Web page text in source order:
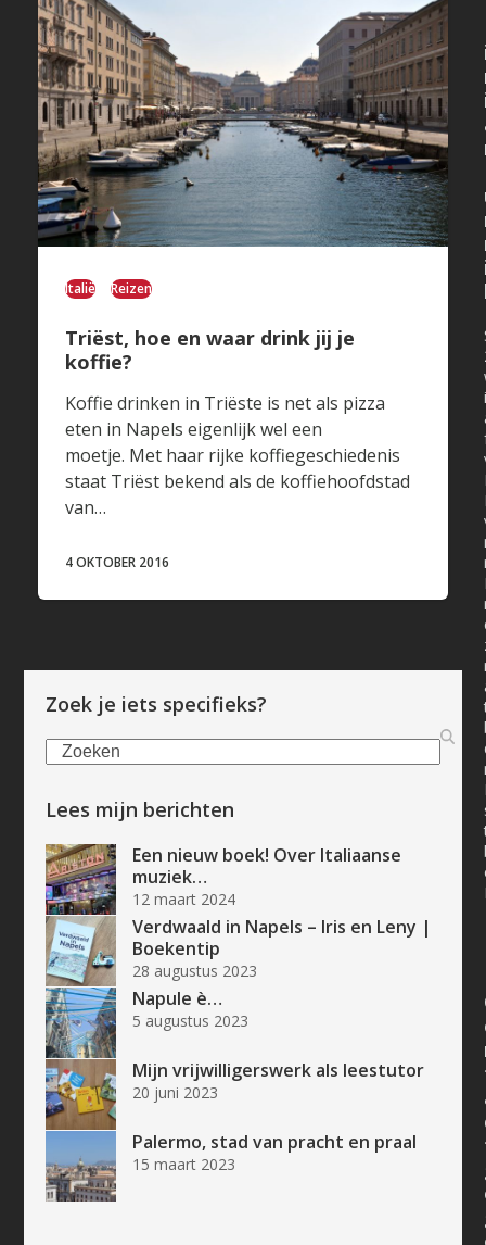
Italië Reizen
Triëst, hoe en waar drink jij je
koffie?
Koffie drinken in Triëste is net als pizza
eten in Napels eigenlijk wel een
moetje. Met haar rijke koffiegeschiedenis
staat Triëst bekend als de koffiehoofdstad
van…
4 OKTOBER 2016
Zoek je iets specifieks?
Zoeken
Lees mijn berichten
Een nieuw boek! Over Italiaanse
muziek…
12 maart 2024
Verdwaald in Napels – Iris en Leny |
Boekentip
28 augustus 2023
Napule è…
5 augustus 2023
Mijn vrijwilligerswerk als leestutor
20 juni 2023
Palermo, stad van pracht en praal
15 maart 2023